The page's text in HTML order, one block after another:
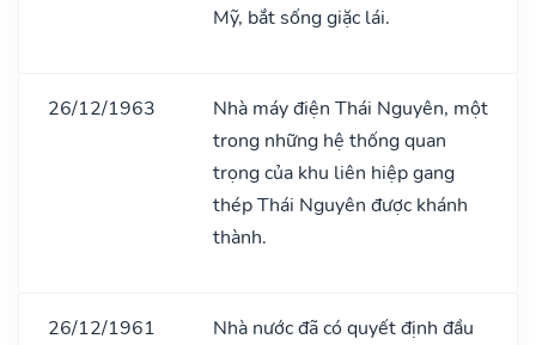
Mỹ, bắt sống giặc lái.
26/12/1963
Nhà máy điện Thái Nguyên, một
trong những hệ thống quan
trọng của khu liên hiệp gang
thép Thái Nguyên được khánh
thành.
26/12/1961
Nhà nước đã có quyết định đầu